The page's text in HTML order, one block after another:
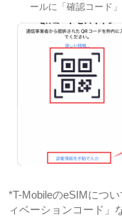
ールに「確認コード
*T-MobileのeSIMにつ
ィベーションコード」